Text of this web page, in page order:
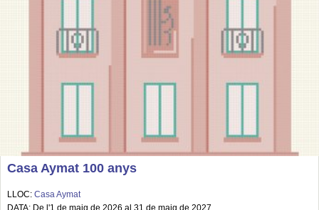
Casa Aymat 100 anys
LLOC: Casa Aymat